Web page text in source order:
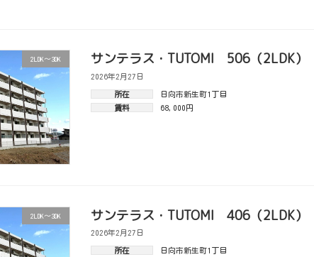
2LDK～3DK サンテラス・TUTOMI 506（2LDK）
2026年2月27日
所在
日向市新生町1丁目
賃料
68,000円
2LDK～3DK サンテラス・TUTOMI 406（2LDK）
2026年2月27日
所在
日向市新生町1丁目